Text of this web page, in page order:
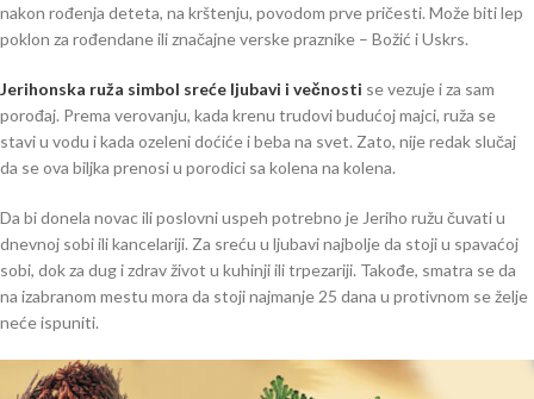
nakon rođenja deteta, na krštenju, povodom prve pričesti. Može biti lep
poklon za rođendane ili značajne verske praznike – Božić i Uskrs.
Jerihonska ruža simbol sreće ljubavi i večnosti se vezuje i za sam
porođaj. Prema verovanju, kada krenu trudovi budućoj majci, ruža se
stavi u vodu i kada ozeleni doćiće i beba na svet. Zato, nije redak slučaj
da se ova biljka prenosi u porodici sa kolena na kolena.
Da bi donela novac ili poslovni uspeh potrebno je Jeriho ružu čuvati u
dnevnoj sobi ili kancelariji. Za sreću u ljubavi najbolje da stoji u spavaćoj
sobi, dok za dug i zdrav život u kuhinji ili trpezariji. Takođe, smatra se da
na izabranom mestu mora da stoji najmanje 25 dana u protivnom se želje
neće ispuniti.